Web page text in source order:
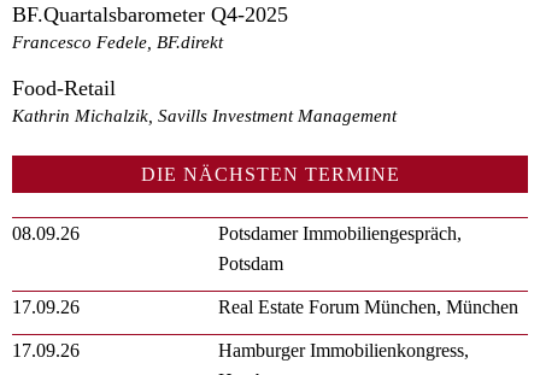
BF.Quartalsbarometer Q4-2025
Francesco Fedele, BF.direkt
Food-Retail
Kathrin Michalzik, Savills Investment Management
DIE NÄCHSTEN TERMINE
08.09.26
Potsdamer Immobiliengespräch,
Potsdam
17.09.26 Real Estate Forum München, München
17.09.26
Hamburger Immobilienkongress,